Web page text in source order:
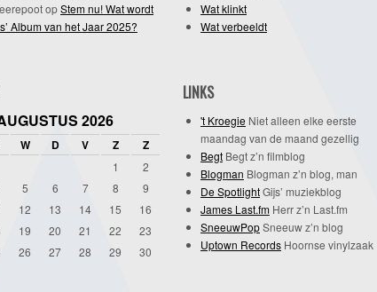
opStem nu! Wat wordt
Album van het Jaar 2025?
Wat klinkt
Wat verbeeldt
2026
W D V Z Z
1
2
5 6 7 8
9
12 13 14 15
16
19 20 21 22
23
26 27 28 29
30
LINKS
't Kroegie Niet alleen elke eerste
maandag van de maand gezellig
Begt Begt z’n filmblog
Blogman Blogman z’n blog, man
De SpotlightGijs’ muziekblog
James Last.fm Herr z’n Last.fm
SneeuwPopSneeuw z’n blog
Uptown Records Hoornse vinylzaak